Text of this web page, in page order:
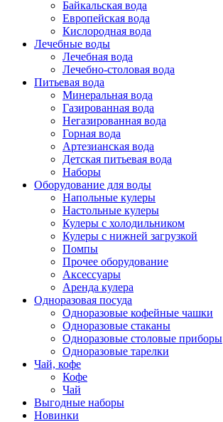
Байкальская вода
Европейская вода
Кислородная вода
Лечебные воды
Лечебная вода
Лечебно-столовая вода
Питьевая вода
Минеральная вода
Газированная вода
Негазированная вода
Горная вода
Артезианская вода
Детская питьевая вода
Наборы
Оборудование для воды
Напольные кулеры
Настольные кулеры
Кулеры с холодильником
Кулеры с нижней загрузкой
Помпы
Прочее оборудование
Аксессуары
Аренда кулера
Одноразовая посуда
Одноразовые кофейные чашки
Одноразовые стаканы
Одноразовые столовые приборы
Одноразовые тарелки
Чай, кофе
Кофе
Чай
Выгодные наборы
Новинки